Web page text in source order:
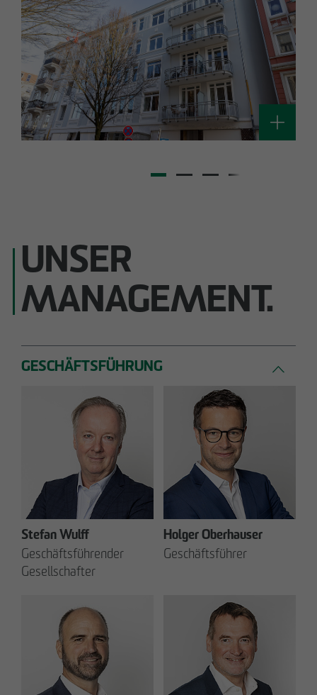
UNSER
MANAGEMENT.
GESCHÄFTSFÜHRUNG
Stefan Wulff
Geschäftsführender
Gesellschafter
Holger Oberhauser
Geschäftsführer